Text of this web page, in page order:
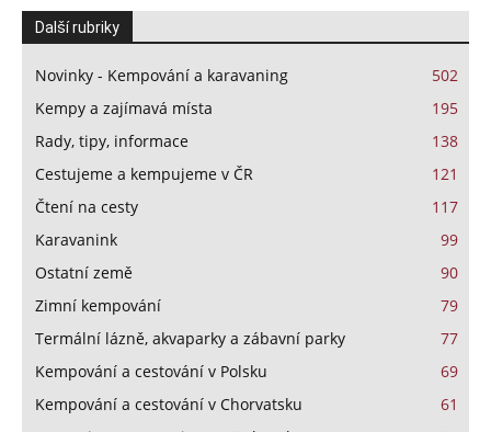
Další rubriky
Novinky - Kempování a karavaning
502
Kempy a zajímavá místa
195
Rady, tipy, informace
138
Cestujeme a kempujeme v ČR
121
Čtení na cesty
117
Karavanink
99
Ostatní země
90
Zimní kempování
79
Termální lázně, akvaparky a zábavní parky
77
Kempování a cestování v Polsku
69
Kempování a cestování v Chorvatsku
61